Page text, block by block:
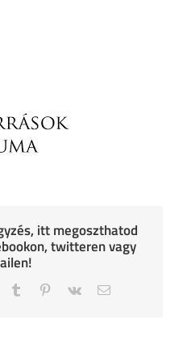
itt megoszthatod
twitteren vagy
WhatsApp
Tumblr Pinterest
Vk Email